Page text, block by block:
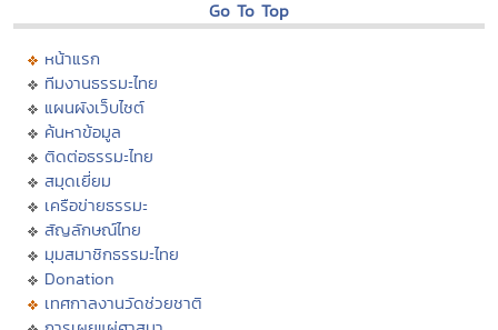
Go To Top
หน้าแรก
ทีมงานธรรมะไทย
แผนผังเว็บไซต์
ค้นหาข้อมูล
ติดต่อธรรมะไทย
สมุดเยี่ยม
เครือข่ายธรรมะ
สัญลักษณ์ไทย
มุมสมาชิกธรรมะไทย
Donation
เทศกาลงานวัดช่วยชาติ